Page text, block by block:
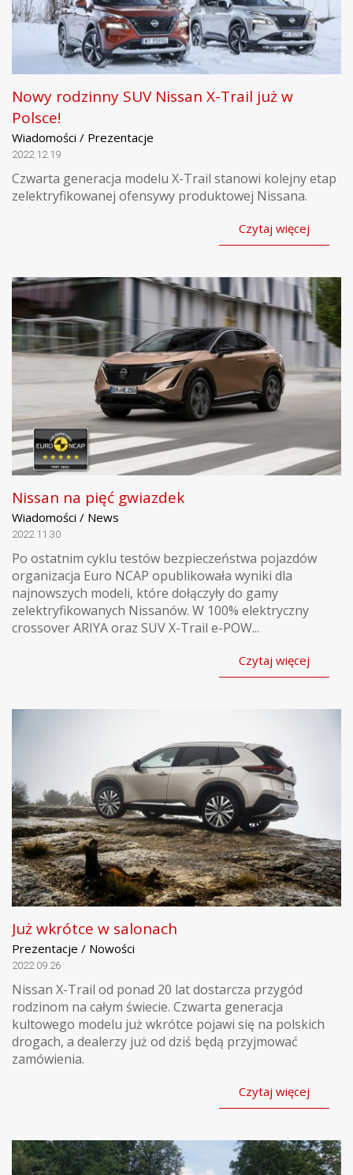
Nowy rodzinny SUV Nissan X-Trail już w
Polsce!
Wiadomości / Prezentacje
2022.12.19
Czwarta generacja modelu X-Trail stanowi kolejny etap
zelektryfikowanej ofensywy produktowej Nissana.
Czytaj więcej
Nissan na pięć gwiazdek
Wiadomości / News
2022.11.30
Po ostatnim cyklu testów bezpieczeństwa pojazdów
organizacja Euro NCAP opublikowała wyniki dla
najnowszych modeli, które dołączyły do gamy
zelektryfikowanych Nissanów. W 100% elektryczny
crossover ARIYA oraz SUV X-Trail e-POW...
Czytaj więcej
Już wkrótce w salonach
Prezentacje / Nowości
2022.09.26
Nissan X-Trail od ponad 20 lat dostarcza przygód
rodzinom na całym świecie. Czwarta generacja
kultowego modelu już wkrótce pojawi się na polskich
drogach, a dealerzy już od dziś będą przyjmować
zamówienia.
Czytaj więcej